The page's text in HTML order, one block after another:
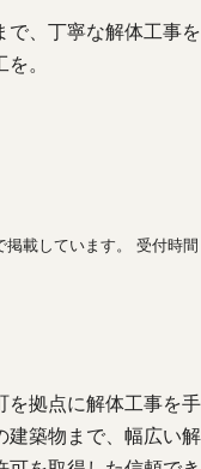
で、丁寧な解体工事を
。
載しています。 受付時間
を拠点に解体工事を手
建築物まで、幅広い解